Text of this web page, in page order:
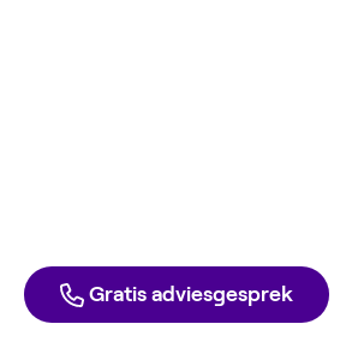
Gratis adviesgesprek